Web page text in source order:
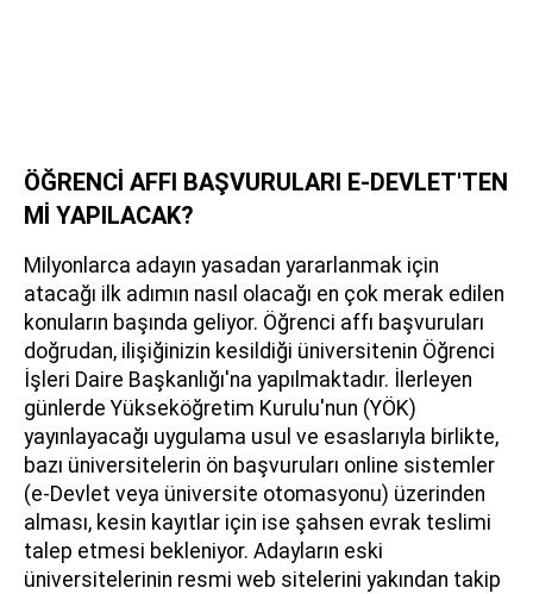
ÖĞRENCİ AFFI BAŞVURULARI E-DEVLET'TEN
Mİ YAPILACAK?
Milyonlarca adayın yasadan yararlanmak için
atacağı ilk adımın nasıl olacağı en çok merak edilen
konuların başında geliyor. Öğrenci affı başvuruları
doğrudan, ilişiğinizin kesildiği üniversitenin Öğrenci
İşleri Daire Başkanlığı'na yapılmaktadır. İlerleyen
günlerde Yükseköğretim Kurulu'nun (YÖK)
yayınlayacağı uygulama usul ve esaslarıyla birlikte,
bazı üniversitelerin ön başvuruları online sistemler
(e-Devlet veya üniversite otomasyonu) üzerinden
alması, kesin kayıtlar için ise şahsen evrak teslimi
talep etmesi bekleniyor. Adayların eski
üniversitelerinin resmi web sitelerini yakından takip